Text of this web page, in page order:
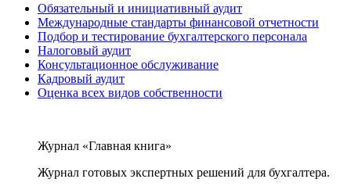
Обязательный и инициативный аудит
Международные стандарты финансовой отчетности
Подбор и тестирование бухгалтерского персонала
Налоговый аудит
Консультационное обслуживание
Кадровый аудит
Оценка всех видов собственности
Журнал «Главная книга»
Журнал готовых экспертных решений для бухгалтера.